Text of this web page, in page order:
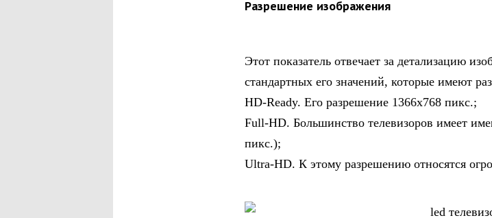
Разрешение изображения
Этот показатель отвечает за детализацию
стандартных его значений, которые имеют
HD-Ready. Его разрешение 1366х768 пикс.;
Full-HD. Большинство телевизоров имеет
пикс.);
Ultra-HD. К этому разрешению относятся